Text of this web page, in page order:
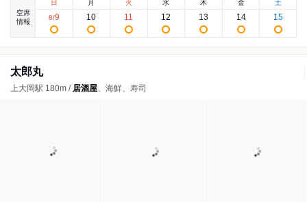
空席
情報
日
8/9
月
10
火
11
水
12
木
13
金
14
土
15
太郎丸
上大岡駅 180m / 居酒屋、海鮮、寿司